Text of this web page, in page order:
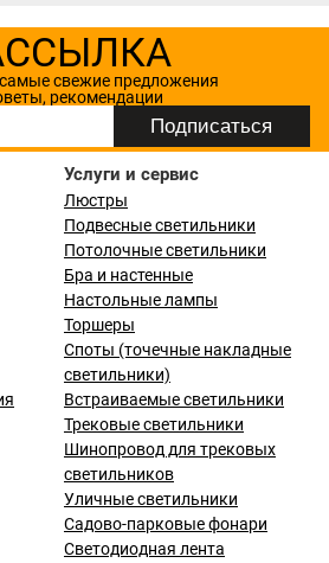
свежие предложения
рекомендации
Услуги и сервис
Люстры
Подвесные светильники
Потолочные светильники
Бра и настенные
Настольные лампы
Торшеры
Споты (точечные накладные
светильники)
Встраиваемые светильники
Трековые светильники
Шинопровод для трековых
светильников
Уличные светильники
Садово-парковые фонари
Светодиодная лента